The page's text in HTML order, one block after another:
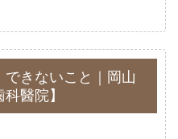
きないこと｜岡山
醫院】